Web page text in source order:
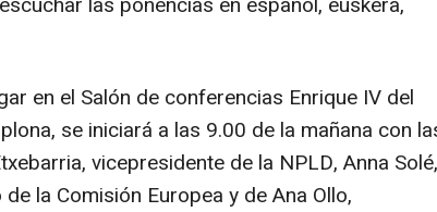
en el Salón de conferencias Enrique IV del
se iniciará a las 9.00 de la mañana con
vicepresidente de la NPLD, Anna Solé,
la Comisión Europea y de Ana Ollo,